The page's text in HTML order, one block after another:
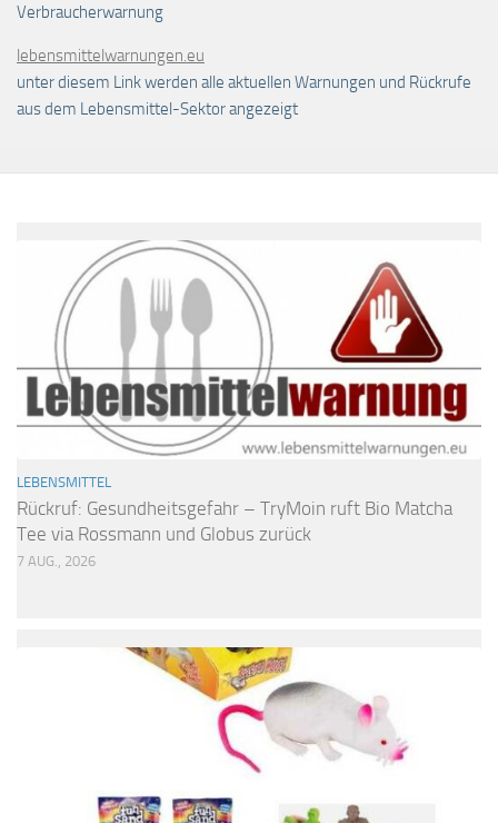
Verbraucherwarnung
lebensmittelwarnungen.eu
unter diesem Link werden alle aktuellen Warnungen und Rückrufe
aus dem Lebensmittel-Sektor angezeigt
LEBENSMITTEL
Rückruf: Gesundheitsgefahr – TryMoin ruft Bio Matcha
Tee via Rossmann und Globus zurück
7 AUG., 2026